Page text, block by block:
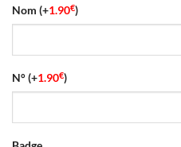
Nom (+1.90€)
N°(+1.90€)